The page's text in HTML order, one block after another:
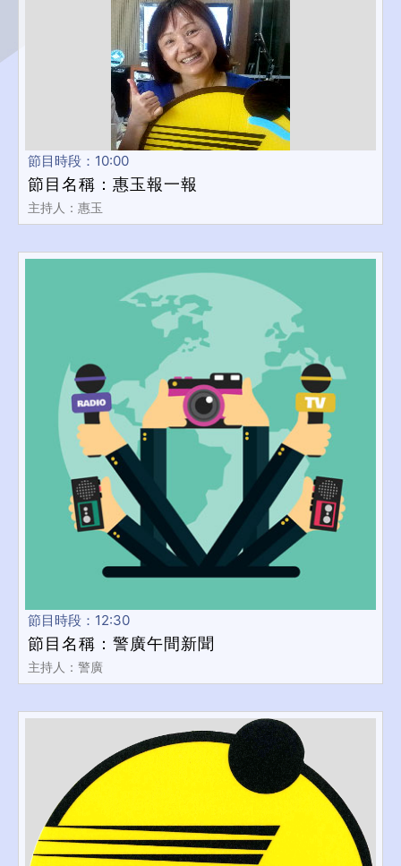
節目時段：10:00
節目名稱：惠玉報一報
主持人：惠玉
節目時段：12:30
節目名稱：警廣午間新聞
主持人：警廣